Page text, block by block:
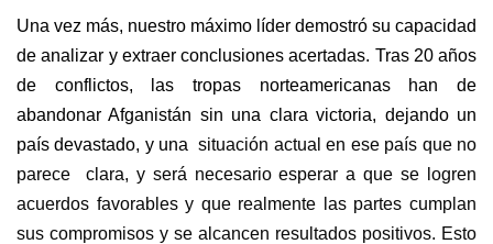
Una vez más, nuestro máximo líder demostró su capacidad
de analizar y extraer conclusiones acertadas. Tras 20 años
de conflictos, las tropas norteamericanas han de
abandonar Afganistán sin una clara victoria, dejando un
país devastado, y una situación actual en ese país que no
parece clara, y será necesario esperar a que se logren
acuerdos favorables y que realmente las partes cumplan
sus compromisos y se alcancen resultados positivos. Esto